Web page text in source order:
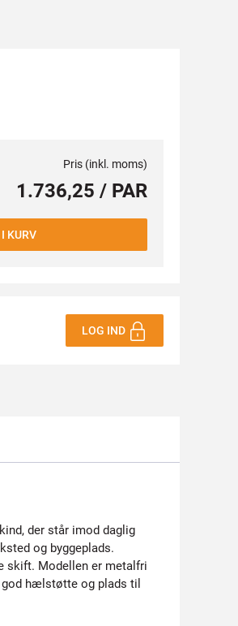
Pris (inkl. moms)
1.736,25 / PAR
KURV
LOG IND
der står imod daglig
og byggeplads.
skift. Modellen er metalfri
hælstøtte og plads til